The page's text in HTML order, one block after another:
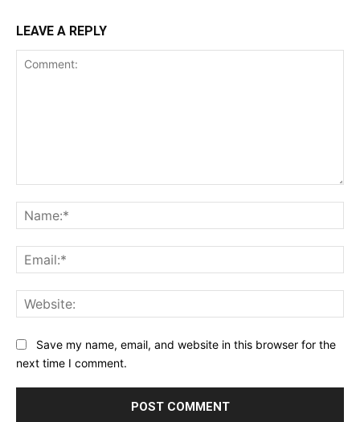
LEAVE A REPLY
Save my name, email, and website in this browser for the
next time I comment.